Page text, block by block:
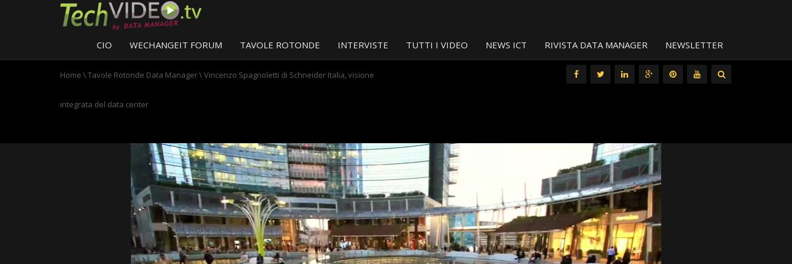
CIO WECHANGEIT FORUM TAVOLE ROTONDE INTERVISTE TUTTI I VIDEO NEWS ICT RIVISTA DATA MANAGER NEWSLETTER
Home \Tavole Rotonde Data Manager\Vincenzo Spagnoletti di Schneider Italia, visione
integrata del data center